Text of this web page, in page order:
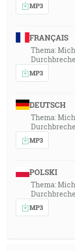
MP3
FRANÇAIS
Thema:
MP3
DEUTSCH
Thema:
MP3
POLSKI
Thema:
MP3